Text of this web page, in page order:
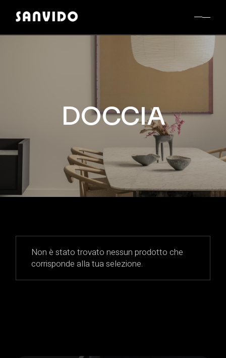
DOCCIA
Non è stato trovato nessun prodotto che
corrisponde alla tua selezione.